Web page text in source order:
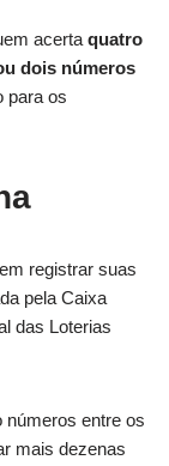
acerta quatro
dois números
para os
registrar suas
pela Caixa
das Loterias
números entre os
mais dezenas